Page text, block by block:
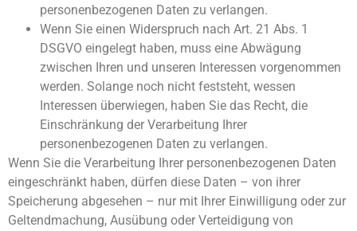
personenbezogenen Daten zu verlangen.
Wenn Sie einen Widerspruch nach Art. 21 Abs. 1
DSGVO eingelegt haben, muss eine Abwägung
zwischen Ihren und unseren Interessen vorgenommen
werden. Solange noch nicht feststeht, wessen
Interessen überwiegen, haben Sie das Recht, die
Einschränkung der Verarbeitung Ihrer
personenbezogenen Daten zu verlangen.
Wenn Sie die Verarbeitung Ihrer personenbezogenen Daten
eingeschränkt haben, dürfen diese Daten – von ihrer
Speicherung abgesehen – nur mit Ihrer Einwilligung oder zur
Geltendmachung, Ausübung oder Verteidigung von